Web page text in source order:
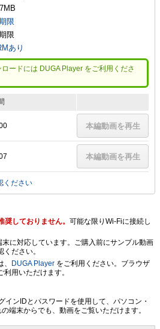
限
限
あり
ードには DUGA Player をご利用くださ
本編動画を再生
本編動画を再生
ください
しておりません。 可能な限りWi-Fiに接続し
に対応しています。ご購入前にサンプル動画
ださい。
DUGA Player をご利用ください。ブラウザ
用いただけます。
インIDとパスワードを使用して、パソコン・
端末からでも、動画をご覧いただけます。